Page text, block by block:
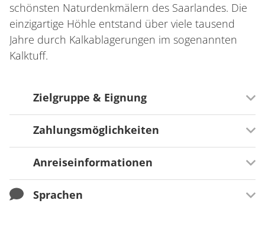
schönsten Naturdenkmälern des Saarlandes. Die
einzigartige Höhle entstand über viele tausend
Jahre durch Kalkablagerungen im sogenannten
Kalktuff.
Zielgruppe & Eignung
Ausrichtung
In kleinen Gruppen möglich
Für Familien besonders geeignet
Altersgruppe Kinder
Zahlungsmöglichkeiten
Zahlungsmöglichkeiten
Barzahlung
EC-Card / Maestro
Anreiseinformationen
Verkehrsinfrastruktur
Sprachen